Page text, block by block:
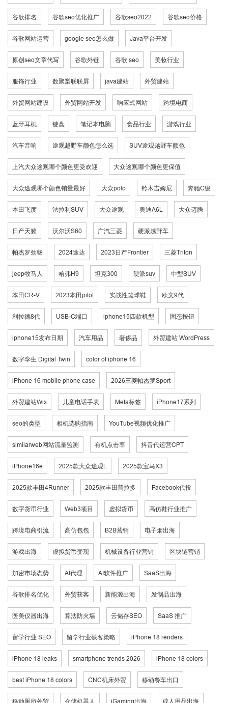
谷歌排名 谷歌seo优化推广 谷歌seo2022 谷歌seo价格
谷歌网站运营 google seo怎么做 Java平台开发
原创seo文章代写 谷歌外链 谷歌 seo 美妆行业
服饰行业 数聚梨联联屏 java建站 外贸建站
外贸网站建设 外贸网站开发 响应式网站 跨境电商
蓝牙耳机 键盘 笔记本电脑 食品行业 游戏行业
汽车音响 途观越野车颜色怎么选 SUV途观越野车颜色
上汽大众途观哪个颜色更受欢迎 大众途观哪个颜色更保值
大众途观哪个颜色销量最好 大众polo 铃木吉姆尼 奔驰C级
本田飞度 法拉利SUV 大众途观 奥迪A6L 大众迈腾
日产天籁 沃尔沃S60 广汽三菱 硬派越野车
帕杰罗劲畅 2024途达 2023日产Frontier 三菱Triton
jeep牧马人 哈弗H9 坦克300 硬派suv 中型SUV
本田CR-V 2023本田pilot 实战性篮球鞋 欧文9代
利拉德8代 USB-C端口 iphone15四款机型 固态按钮
iphone15发布日期 汽车用品 奢侈品 外贸建站 WordPress
数字孪生 Digital Twin color of iphone 16
iPhone 16 mobile phone case 2026三菱帕杰罗Sport
外贸建站Wix 儿童电话手表 Meta标签 iPhone17系列
seo的类型 相机选购指南 YouTube视频优化推广
similarweb网站流量监测 有机点击率 抖音代运营CPT
iPhone16e 2025款大众途观L 2025款宝马X3
2025款丰田4Runner 2025款丰田普拉多 Facebook代投
数字货币行业 Web3项目 虚拟货币 高仿鞋行业推广
跨境电商引流 高仿包包 B2B营销 电子烟出海
游戏出海 虚拟货币变现 机械设备行业营销 区块链营销
加密市场态势 AI代理 AI软件推广 SaaS出海
谷歌排名优化 外贸获客 新能源出海 发制品出海
医美仪器出海 算法防火墙 云储存SEO SaaS 推广
留学行业 SEO 留学行业获客策略 iPhone 18 renders
iPhone 18 leaks smartphone trends 2026 iPhone 18 colors
best iPhone 18 colors CNC机床外贸 移动餐车出口
移动厕所外贸 仓储机器人 iGaming出海 成人用品出海